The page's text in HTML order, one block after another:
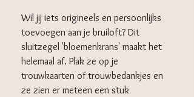
Wil jij iets origineels en persoonlijks
toevoegen aan je bruiloft? Dit
sluitzegel 'bloemenkrans' maakt het
helemaal af. Plak ze op je
trouwkaarten of trouwbedankjes en
ze zien er meteen een stuk